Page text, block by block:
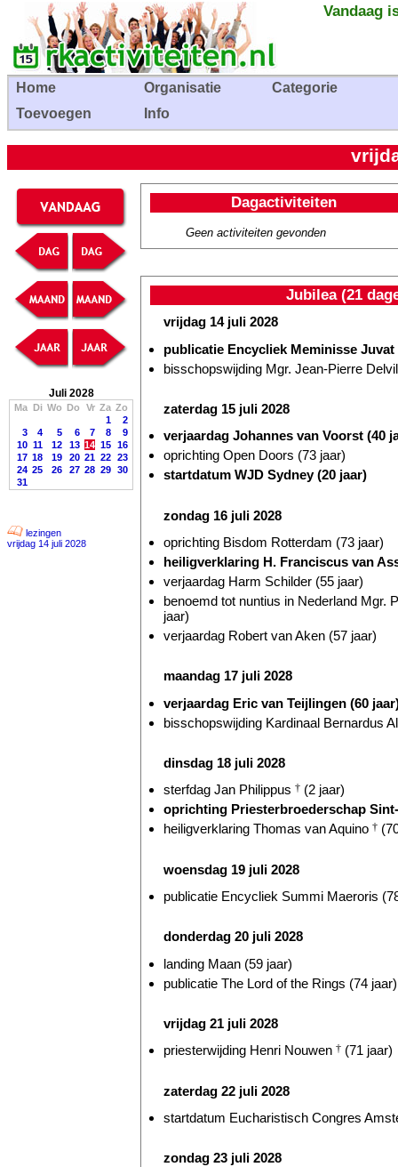
Vandaag
Home Organisatie
Categorie
Toevoegen
Info
Juli 2028
Ma Di Wo Do Vr Za Zo
1
2
3
4 5 6 7 8
9
10 11 12 13 14 15 16
17 18 19 20 21 22 23
24 25 26 27 28 29 30
31
lezingen
vrijdag 14 juli 2028
Dagactiviteiten
Geen activiteiten gevonden
Jubilea (21
vrijdag 14 juli 2028
publicatie Encycliek Meminisse Juvat
bisschopswijding Mgr. Jean-Pierre
zaterdag 15 juli 2028
verjaardag Johannes van Voorst (40
oprichting Open Doors (73 jaar)
startdatum WJD Sydney (20 jaar)
zondag 16 juli 2028
oprichting Bisdom Rotterdam (73 jaar)
heiligverklaring H. Franciscus van
verjaardag Harm Schilder (55 jaar)
benoemd tot nuntius in Nederland Mgr.
jaar)
verjaardag Robert van Aken (57 jaar)
maandag 17 juli 2028
verjaardag Eric van Teijlingen (60
bisschopswijding Kardinaal Bernardus
dinsdag 18 juli 2028
sterfdag Jan Philippus † (2 jaar)
oprichting Priesterbroederschap
heiligverklaring Thomas van Aquino †
woensdag 19 juli 2028
publicatie Encycliek Summi Maeroris
donderdag 20 juli 2028
landing Maan (59 jaar)
publicatie The Lord of the Rings (74 jaar)
vrijdag 21 juli 2028
priesterwijding Henri Nouwen † (71 jaar)
zaterdag 22 juli 2028
startdatum Eucharistisch Congres
zondag 23 juli 2028